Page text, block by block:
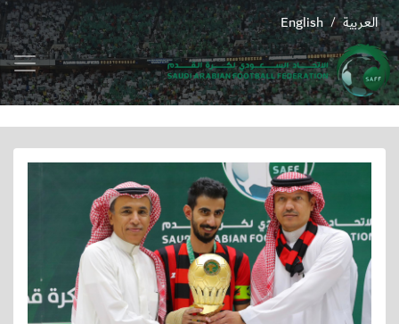
English / العربية